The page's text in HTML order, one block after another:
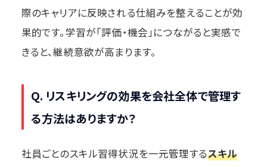
際のキャリアに反映される仕組みを整えることが効
果的です。学習が「評価・機会」につながると実感で
きると、継続意欲が高まります。
Q. リスキリングの効果を会社全体で管理す
る方法はありますか？
社員ごとのスキル習得状況を一元管理するスキル